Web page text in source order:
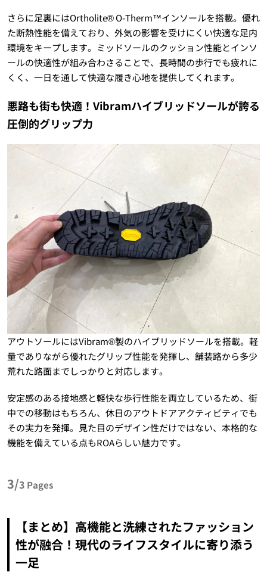
さらに足裏にはOrtholite® O-Therm™インソールを搭載。優れ
た断熱性能を備えており、外気の影響を受けにくい快適な足内
環境をキープします。ミッドソールのクッション性能とインソ
ールの快適性が組み合わさることで、長時間の歩行でも疲れに
くく、一日を通して快適な履き心地を提供してくれます。
悪路も街も快適！Vibramハイブリッドソールが誇る
圧倒的グリップ力
アウトソールにはVibram®製のハイブリッドソールを搭載。軽
量でありながら優れたグリップ性能を発揮し、舗装路から多少
荒れた路面までしっかりと対応します。
安定感のある接地感と軽快な歩行性能を両立しているため、街
中での移動はもちろん、休日のアウトドアアクティビティでも
その実力を発揮。見た目のデザイン性だけではない、本格的な
機能を備えている点もROAらしい魅力です。
3/3 Pages
【まとめ】高機能と洗練されたファッション
性が融合！現代のライフスタイルに寄り添う
一足